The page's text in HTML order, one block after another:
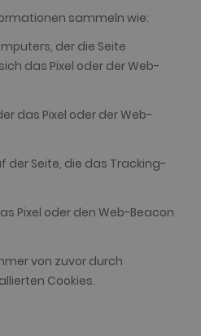
sammeln wie:
der die Seite
das Pixel oder der Web-
das Pixel oder der Web-
der Seite, die das Tracking-
Pixel oder den Web-Beacon
von zuvor durch
Cookies.